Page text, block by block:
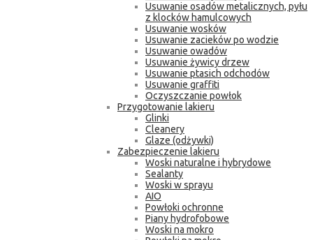
Usuwanie osadów metalicznych, pyłu
z klocków hamulcowych
Usuwanie wosków
Usuwanie zacieków po wodzie
Usuwanie owadów
Usuwanie żywicy drzew
Usuwanie ptasich odchodów
Usuwanie graffiti
Oczyszczanie powłok
Przygotowanie lakieru
Glinki
Cleanery
Glaze (odżywki)
Zabezpieczenie lakieru
Woski naturalne i hybrydowe
Sealanty
Woski w sprayu
AIO
Powłoki ochronne
Piany hydrofobowe
Woski na mokro